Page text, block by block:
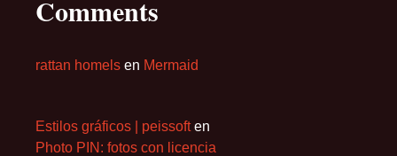
Comments
rattan homels en Mermaid
Estilos gráficos | peissoften
Photo PIN: fotos con licencia